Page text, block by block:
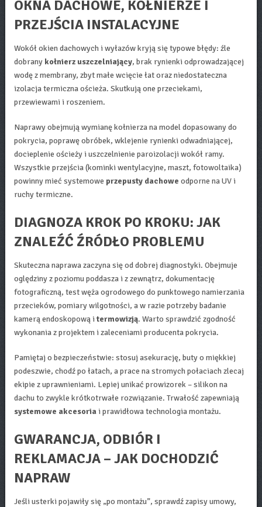
OKNA DACHOWE, KOŁNIERZE I
PRZEJŚCIA INSTALACYJNE
Wokół okien dachowych i wyłazów kryją się typowe błędy: źle
dobrany kołnierz uszczelniający, brak rynienki odprowadzającej
wodę z membrany, zbyt małe wcięcie łat oraz niedostateczna
izolacja termiczna ościeża. Skutkują one przeciekami,
przewiewami i roszeniem.
Naprawy obejmują wymianę kołnierza na model dopasowany do
pokrycia, poprawę obróbek, wklejenie rynienki odwadniającej,
docieplenie ościeży i uszczelnienie paroizolacji wokół ramy.
Wszystkie przejścia (kominki wentylacyjne, maszt, fotowoltaika)
powinny mieć systemowe przepusty dachowe odporne na UV i
ruchy termiczne.
DIAGNOZA KROK PO KROKU: JAK
ZNALEŹĆ ŹRÓDŁO PROBLEMU
Skuteczna naprawa zaczyna się od dobrej diagnostyki. Obejmuje
oględziny z poziomu poddasza i z zewnątrz, dokumentację
fotograficzną, test węża ogrodowego do punktowego namierzania
przecieków, pomiary wilgotności, a w razie potrzeby badanie
kamerą endoskopową itermowizją. Warto sprawdzić zgodność
wykonania z projektem i zaleceniami producenta pokrycia.
Pamiętaj o bezpieczeństwie: stosuj asekurację, buty o miękkiej
podeszwie, chodź po łatach, a prace na stromych połaciach zlecaj
ekipie z uprawnieniami. Lepiej unikać prowizorek – silikon na
dachu to zwykle krótkotrwałe rozwiązanie. Trwałość zapewniają
systemowe akcesoriai prawidłowa technologia montażu.
GWARANCJA, ODBIÓR I
REKLAMACJA – JAK DOCHODZIĆ
NAPRAW
Jeśli usterki pojawiły się „po montażu”, sprawdź zapisy umowy,